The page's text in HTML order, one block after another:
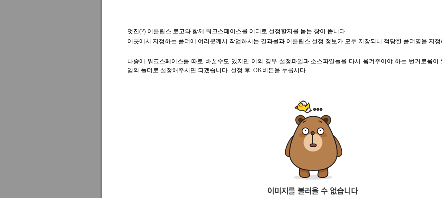
멋진(?) 이클립스 로고와 함께 워크스페이스를 어디로 설정할지를 묻는 창이 뜹니다.
이곳에서 지정하는 폴더에 여러분께서 작업하시는 결과물과 이클립스 설정 정보가 모두 저장되니 적당한 폴더명을 지정해
나중에 워크스페이스를 따로 바꿀수도 있지만 이의 경우 설정파일과 소스파일들을 다시 옴겨주어야 하는 번거로움이 있
임의 폴더로 설정해주시면 되겠습니다. 설정 후 OK버튼을 누릅시다.